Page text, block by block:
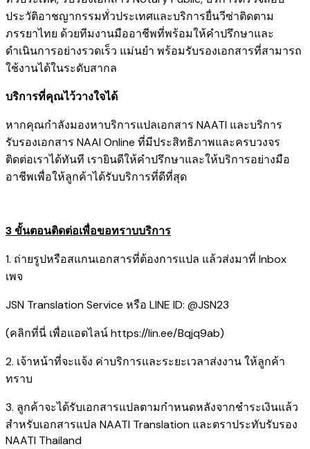
ประวัติอาชญากรรมทั่วประเทศและบริการยื่นวีซ่าติดตาม
ภรรยาไทย ด้วยทีมงานมืออาชีพที่พร้อมให้คำปรึกษาและ
ดำเนินการอย่างรวดเร็ว แม่นยำ พร้อมรับรองเอกสารที่สามารถ
ใช้งานได้ในระดับสากล
บริการที่คุณไว้วางใจได้
หากคุณกำลังมองหาบริการแปลเอกสาร NAATI และบริการ
รับรองเอกสาร NAAI Online ที่มีประสิทธิภาพและครบวงจร
ติดต่อเราได้ทันที เรายินดีให้คำปรึกษาและให้บริการอย่างมือ
อาชีพเพื่อให้ลูกค้าได้รับบริการที่ดีที่สุด
3 ขั้นตอนติดต่อเพื่อขอทราบบริการ
1. ถ่ายรูปหรือสแกนเอกสารที่ต้องการแปล แล้วส่งมาที่ Inbox
เพจ
JSN Translation Service หรือ LINE ID: @JSN23
​(คลิกที่นี่ เพื่อแอดไลน์https://lin.ee/Bqjq9ab)
2. เจ้าหน้าที่จะแจ้ง ค่าบริการและระยะเวลาส่งงาน ให้ลูกค้า
ทราบ
3. ลูกค้าจะได้รับเอกสารแปลตามกำหนดหลังจากชำระเงินแล้ว
สำหรับเอกสารแปล NAATI Translation และตราประทับรับรอง
NAATI Thailand